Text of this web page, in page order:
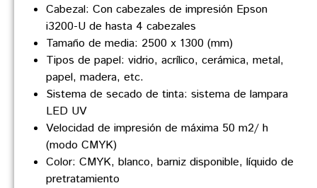
Cabezal: Con cabezales de impresión Epson
i3200-U de hasta 4 cabezales
Tamaño de media: 2500 x 1300 (mm)
Tipos de papel: vidrio, acrílico, cerámica, metal,
papel, madera, etc.
Sistema de secado de tinta: sistema de lampara
LED UV
Velocidad de impresión de máxima 50 m2/ h
(modo CMYK)
Color: CMYK, blanco, barniz disponible, líquido de
pretratamiento